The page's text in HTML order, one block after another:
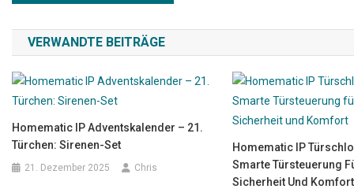
VERWANDTE BEITRÄGE
Homematic IP Adventskalender – 21.
Türchen: Sirenen-Set
21. Dezember 2025 Chris
Homematic IP
Smarte Türsteuerung
Sicherheit Und Komfort